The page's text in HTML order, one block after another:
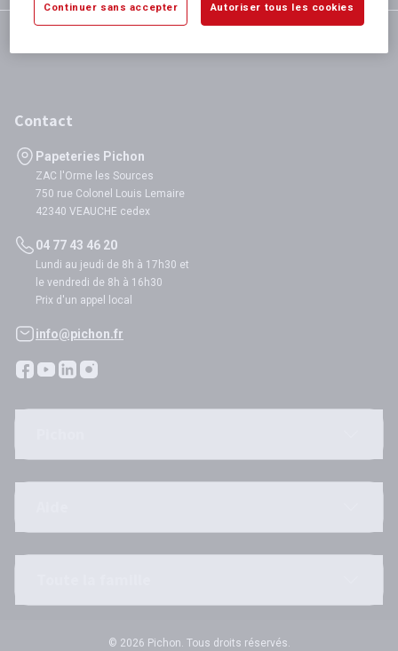
Contact
Papeteries Pichon
ZAC l'Orme les Sources
750 rue Colonel Louis Lemaire
42340 VEAUCHE cedex
04 77 43 46 20
Lundi au jeudi de 8h à 17h30 et
le vendredi de 8h à 16h30
Prix d'un appel local
info@pichon.fr
© 2026 Pichon. Tous droits réservés.
Continuer sans accepter Autoriser tous les cookies